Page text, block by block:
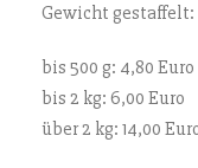
Gewicht gestaffelt:
bis 500 g: 4,80 Euro
bis 2 kg: 6,00 Euro
über 2 kg: 14,00